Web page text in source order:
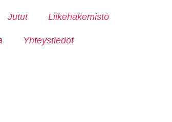
Jutut Liikehakemisto
Yhteystiedot